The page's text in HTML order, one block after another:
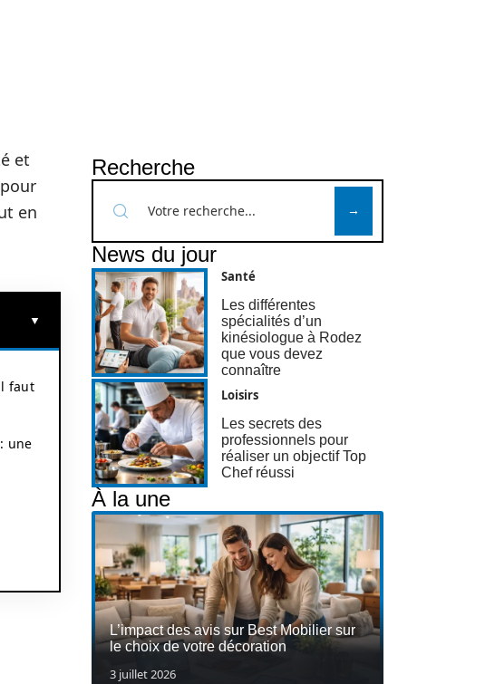
et
en
faut
une
Recherche
News du jour
Santé
Les différentes
spécialités d’un
kinésiologue à Rodez
que vous devez
connaître
Loisirs
Les secrets des
professionnels pour
réaliser un objectif Top
Chef réussi
À la une
L’impact des avis sur Best Mobilier sur
le choix de votre décoration
3 juillet 2026